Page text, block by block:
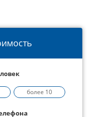
более 10